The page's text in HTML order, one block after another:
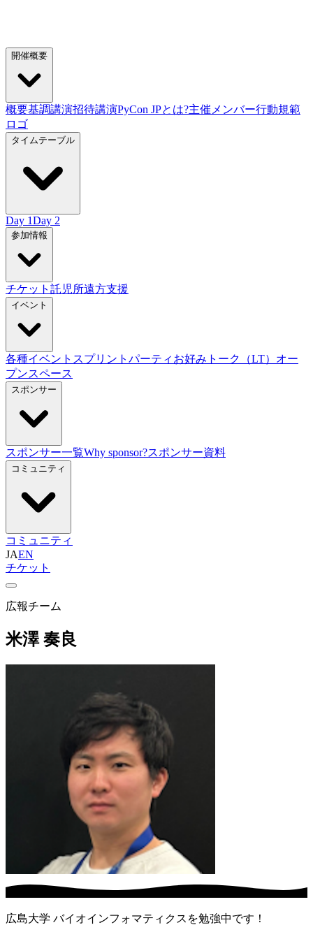
開催概要
概要基調講演招待講演PyCon JPとは?主催メンバー行動規範
ロゴ
タイムテーブル
Day 1Day 2
参加情報
チケット 託児所遠方支援
イベント
各種イベント スプリント パーティ お好みトーク（LT） オー
プンスペース
スポンサー
スポンサー一覧Why sponsor?スポンサー資料
コミュニティ
コミュニティ
JAEN
チケット
広報チーム
米澤 奏良
広島大学 バイオインフォマティクスを勉強中です！